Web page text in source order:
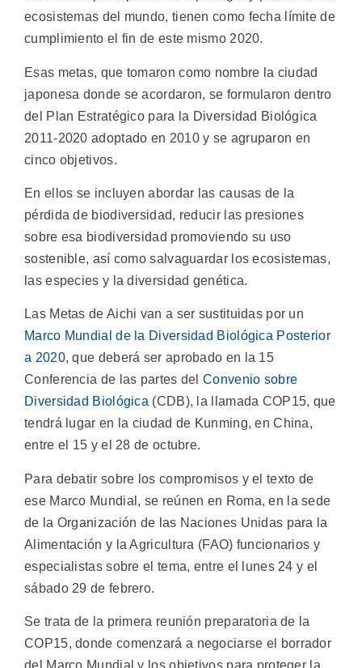
ecosistemas del mundo, tienen como fecha límite de
cumplimiento el fin de este mismo 2020.
Esas metas, que tomaron como nombre la ciudad
japonesa donde se acordaron, se formularon dentro
del Plan Estratégico para la Diversidad Biológica
2011-2020 adoptado en 2010 y se agruparon en
cinco objetivos.
En ellos se incluyen abordar las causas de la
pérdida de biodiversidad, reducir las presiones
sobre esa biodiversidad promoviendo su uso
sostenible, así como salvaguardar los ecosistemas,
las especies y la diversidad genética.
Las Metas de Aichi van a ser sustituidas por un
Marco Mundial de la Diversidad Biológica Posterior
a 2020, que deberá ser aprobado en la 15
Conferencia de las partes delConvenio sobre
Diversidad Biológica (CDB), la llamada COP15, que
tendrá lugar en la ciudad de Kunming, en China,
entre el 15 y el 28 de octubre.
Para debatir sobre los compromisos y el texto de
ese Marco Mundial, se reúnen en Roma, en la sede
de la Organización de las Naciones Unidas para la
Alimentación y la Agricultura (FAO) funcionarios y
especialistas sobre el tema, entre el lunes 24 y el
sábado 29 de febrero.
Se trata de la primera reunión preparatoria de la
COP15, donde comenzará a negociarse el borrador
del Marco Mundial y los objetivos para proteger la